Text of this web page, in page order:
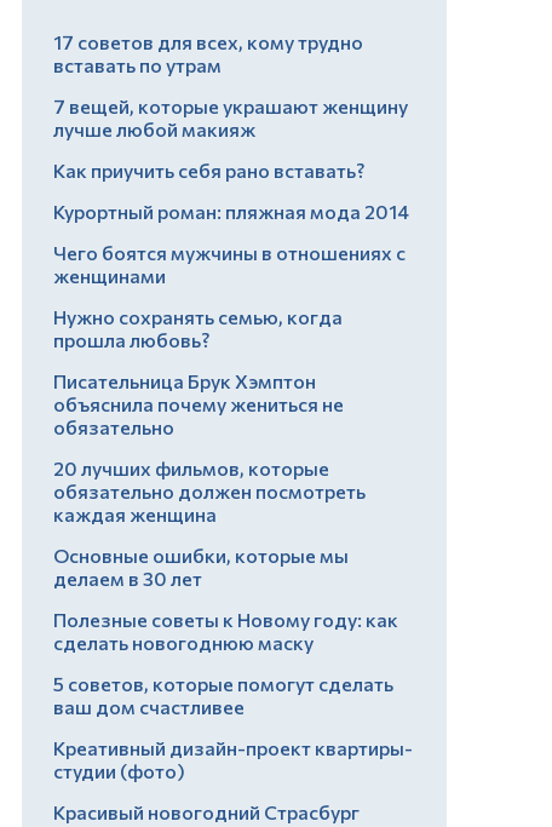
17 советов для всех, кому трудно
вставать по утрам
7 вещей, которые украшают женщину
лучше любой макияж
Как приучить себя рано вставать?
Курортный роман: пляжная мода 2014
Чего боятся мужчины в отношениях с
женщинами
Нужно сохранять семью, когда
прошла любовь?
Писательница Брук Хэмптон
объяснила почему жениться не
обязательно
20 лучших фильмов, которые
обязательно должен посмотреть
каждая женщина
Основные ошибки, которые мы
делаем в 30 лет
Полезные советы к Новому году: как
сделать новогоднюю маску
5 советов, которые помогут сделать
ваш дом счастливее
Креативный дизайн-проект квартиры-
студии (фото)
Красивый новогодний Страсбург